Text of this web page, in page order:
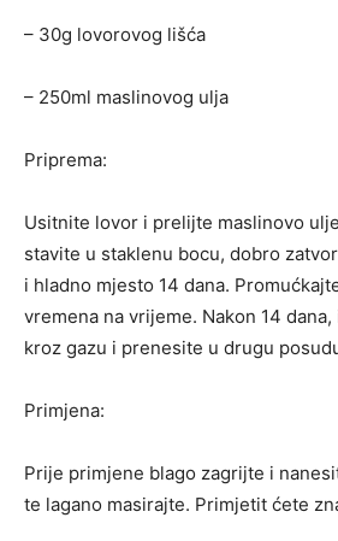
– 30g lovorovog lišća
– 250ml maslinovog ulja
Priprema:
Usitnite lovor i prelijte maslinovo
stavite u staklenu bocu, dobro
i hladno mjesto 14 dana.
vremena na vrijeme. Nakon 14
kroz gazu i prenesite u drugu
Primjena:
Prije primjene blago zagrijte i
te lagano masirajte. Primjetit ćete